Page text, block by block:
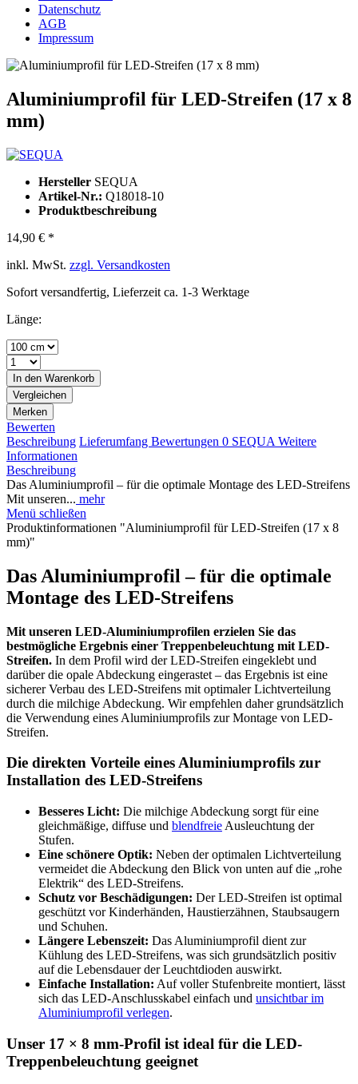
Datenschutz
AGB
Impressum
Aluminiumprofil für LED-Streifen (17 x 8
mm)
Hersteller SEQUA
Artikel-Nr.: Q18018-10
Produktbeschreibung
14,90 € *
inkl. MwSt. zzgl. Versandkosten
Sofort versandfertig, Lieferzeit ca. 1-3 Werktage
Länge:
In den Warenkorb
Vergleichen
Merken
Bewerten
Beschreibung Lieferumfang Bewertungen 0 SEQUA Weitere
Informationen
Beschreibung
Das Aluminiumprofil – für die optimale Montage des LED-Streifens
Mit unseren... mehr
Menü schließen
Produktinformationen "Aluminiumprofil für LED-Streifen (17 x 8
mm)"
Das Aluminiumprofil – für die optimale
Montage des LED-Streifens
Mit unseren LED-Aluminiumprofilen erzielen Sie das
bestmögliche Ergebnis einer Treppenbeleuchtung mit LED-
Streifen. In dem Profil wird der LED-Streifen eingeklebt und
darüber die opale Abdeckung eingerastet – das Ergebnis ist eine
sicherer Verbau des LED-Streifens mit optimaler Lichtverteilung
durch die milchige Abdeckung. Wir empfehlen daher grundsätzlich
die Verwendung eines Aluminiumprofils zur Montage von LED-
Streifen.
Die direkten Vorteile eines Aluminiumprofils zur
Installation des LED-Streifens
Besseres Licht: Die milchige Abdeckung sorgt für eine
gleichmäßige, diffuse und blendfreie Ausleuchtung der
Stufen.
Eine schönere Optik: Neben der optimalen Lichtverteilung
vermeidet die Abdeckung den Blick von unten auf die „rohe
Elektrik“ des LED-Streifens.
Schutz vor Beschädigungen: Der LED-Streifen ist optimal
geschützt vor Kinderhänden, Haustierzähnen, Staubsaugern
und Schuhen.
Längere Lebenszeit: Das Aluminiumprofil dient zur
Kühlung des LED-Streifens, was sich grundsätzlich positiv
auf die Lebensdauer der Leuchtdioden auswirkt.
Einfache Installation: Auf voller Stufenbreite montiert, lässt
sich das LED-Anschlusskabel einfach und unsichtbar im
Aluminiumprofil verlegen.
Unser 17 × 8 mm-Profil ist ideal für die LED-
Treppenbeleuchtung geeignet